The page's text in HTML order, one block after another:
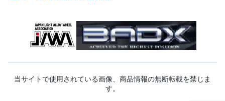
当サイトで使用されている画像、商品情報の無断転載を禁じま
す。